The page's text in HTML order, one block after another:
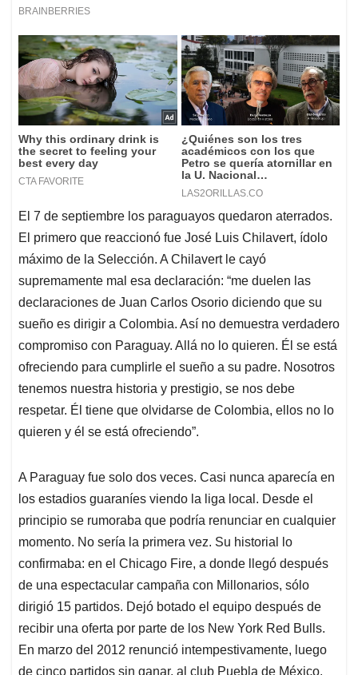
El 7 de septiembre los paraguayos quedaron aterrados.
El primero que reaccionó fue José Luis Chilavert, ídolo
máximo de la Selección. A Chilavert le cayó
supremamente mal esa declaración: “me duelen las
declaraciones de Juan Carlos Osorio diciendo que su
sueño es dirigir a Colombia. Así no demuestra verdadero
compromiso con Paraguay. Allá no lo quieren. Él se está
ofreciendo para cumplirle el sueño a su padre. Nosotros
tenemos nuestra historia y prestigio, se nos debe
respetar. Él tiene que olvidarse de Colombia, ellos no lo
quieren y él se está ofreciendo”.
A Paraguay fue solo dos veces. Casi nunca aparecía en
los estadios guaraníes viendo la liga local. Desde el
principio se rumoraba que podría renunciar en cualquier
momento. No sería la primera vez. Su historial lo
confirmaba: en el Chicago Fire, a donde llegó después
de una espectacular campaña con Millonarios, sólo
dirigió 15 partidos. Dejó botado el equipo después de
recibir una oferta por parte de los New York Red Bulls.
En marzo del 2012 renunció intempestivamente, luego
de cinco partidos sin ganar, al club Puebla de México.